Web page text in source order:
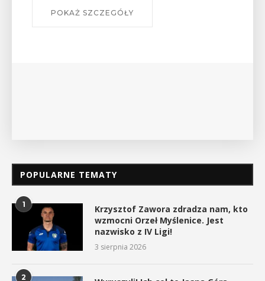
W środę 12 sierpnia o godz. 17 w Miejskiej
POPULARNE TEMATY
1
Krzysztof Zawora zdradza nam, kto
wzmocni Orzeł Myślenice. Jest
nazwisko z IV Ligi!
3 sierpnia 2026
2